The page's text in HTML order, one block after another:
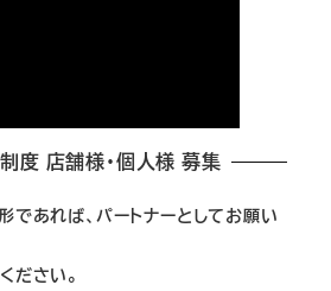
度 店舗様・個人様 募集
であれば、パートナーとしてお願い
ださい。